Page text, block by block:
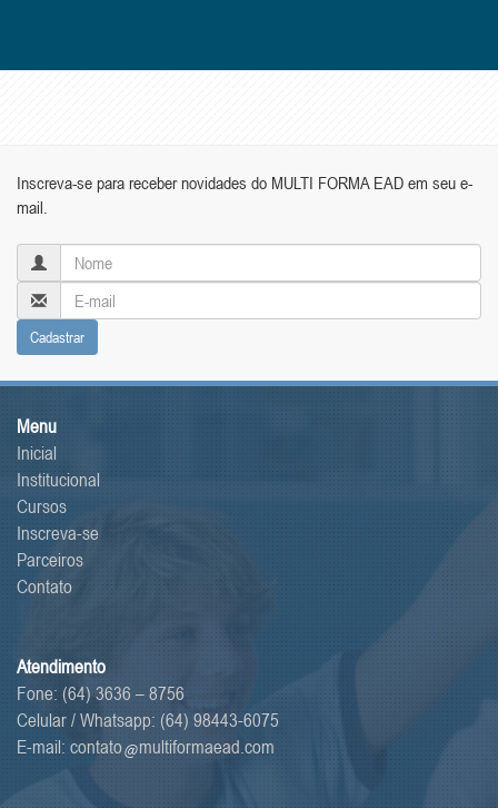
Inscreva-se para receber novidades do MULTI FORMA EAD em seu e-
mail.
Cadastrar
Menu
Inicial
Institucional
Cursos
Inscreva-se
Parceiros
Contato
Atendimento
Fone: (64) 3636 – 8756
Celular / Whatsapp: (64) 98443-6075
E-mail: contato multiformaead.com